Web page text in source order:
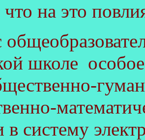
на это
школе
систему